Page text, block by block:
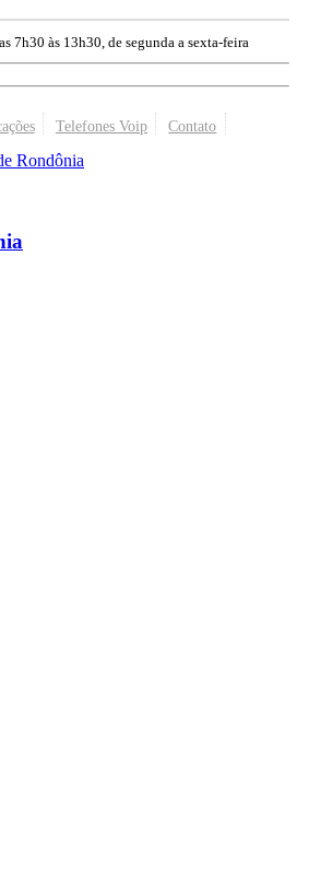
7h30 às 13h30, de segunda a sexta-feira
Telefones Voip
Contato